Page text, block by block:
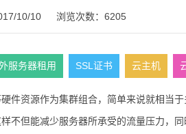
10/10 浏览次数：6205
服务器租用 SSL证书 云主机
件资源作为集群组合，简单来说就相当
不但能减少服务器所承受的流量压力，